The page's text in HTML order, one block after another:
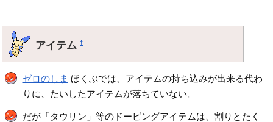
アイテム†
ゼロのしま ほくぶでは、アイテムの持ち込みが出来る代わ
りに、たいしたアイテムが落ちていない。
だが「タウリン」等のドーピングアイテムは、割りとたく